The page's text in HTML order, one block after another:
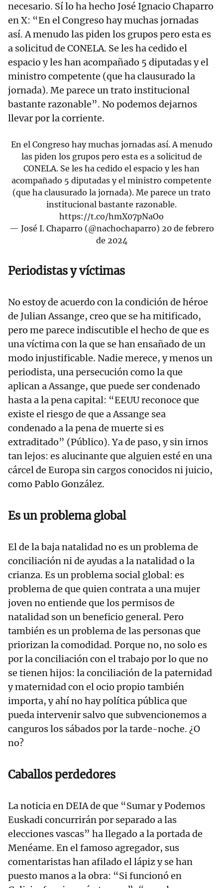
necesario. Sí lo ha hecho José Ignacio Chaparro
en X: “En el Congreso hay muchas jornadas
así. A menudo las piden los grupos pero esta es
a solicitud de CONELA. Se les ha cedido el
espacio y les han acompañado 5 diputadas y el
ministro competente (que ha clausurado la
jornada). Me parece un trato institucional
bastante razonable”. No podemos dejarnos
llevar por la corriente.
En el Congreso hay muchas jornadas así. A menudo
las piden los grupos pero esta es a solicitud de
CONELA. Se les ha cedido el espacio y les han
acompañado 5 diputadas y el ministro competente
(que ha clausurado la jornada). Me parece un trato
institucional bastante razonable.
https://t.co/hmX07pNaOo
— José I. Chaparro (@nachochaparro) 20 de febrero
de 2024
Periodistas y víctimas
No estoy de acuerdo con la condición de héroe
de Julian Assange, creo que se ha mitificado,
pero me parece indiscutible el hecho de que es
una víctima con la que se han ensañado de un
modo injustificable. Nadie merece, y menos un
periodista, una persecución como la que
aplican a Assange, que puede ser condenado
hasta a la pena capital: “EEUU reconoce que
existe el riesgo de que a Assange sea
condenado a la pena de muerte si es
extraditado” (Público). Ya de paso, y sin irnos
tan lejos: es alucinante que alguien esté en una
cárcel de Europa sin cargos conocidos ni juicio,
como Pablo González.
Es un problema global
El de la baja natalidad no es un problema de
conciliación ni de ayudas a la natalidad o la
crianza. Es un problema social global: es
problema de que quien contrata a una mujer
joven no entiende que los permisos de
natalidad son un beneficio general. Pero
también es un problema de las personas que
priorizan la comodidad. Porque no, no solo es
por la conciliación con el trabajo por lo que no
se tienen hijos: la conciliación de la paternidad
y maternidad con el ocio propio también
importa, y ahí no hay política pública que
pueda intervenir salvo que subvencionemos a
canguros los sábados por la tarde-noche. ¿O
no?
Caballos perdedores
La noticia en DEIA de que “Sumar y Podemos
Euskadi concurrirán por separado a las
elecciones vascas” ha llegado a la portada de
Menéame. En el famoso agregador, sus
comentaristas han afilado el lápiz y se han
puesto manos a la obra: “Si funcionó en